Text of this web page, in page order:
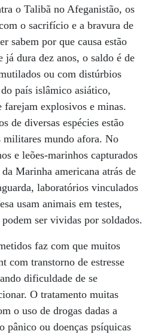
o Talibã no Afeganistão, os
o sacrifício e a bravura de
sabem por que causa estão
dura dez anos, o saldo é de
ou com distúrbios
país islâmico asiático,
farejam explosivos e minas.
de diversas espécies estão
militares mundo afora. No
e leões-marinhos capturados
Marinha americana atrás de
laboratórios vinculados
usam animais em testes,
ser vividas por soldados.
faz com que muitos
com transtorno de estresse
dificuldade de se
O tratamento muitas
o uso de drogas dadas a
pânico ou doenças psíquicas